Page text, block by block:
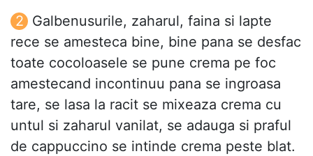
Galbenusurile, zaharul, faina si lapte
rece se amesteca bine, bine pana se desfac
toate cocoloasele se pune crema pe foc
amestecand incontinuu pana se ingroasa
tare, se lasa la racit se mixeaza crema cu
untul si zaharul vanilat, se adauga si praful
de cappuccino se intinde crema peste blat.